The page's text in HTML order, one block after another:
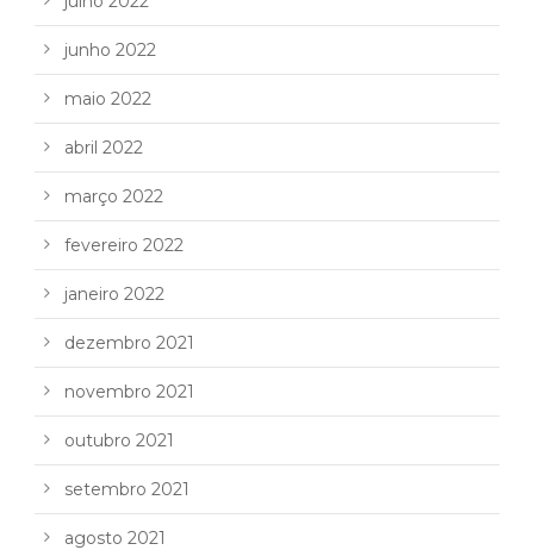
junho 2022
maio 2022
abril 2022
março 2022
fevereiro 2022
janeiro 2022
dezembro 2021
novembro 2021
outubro 2021
setembro 2021
agosto 2021